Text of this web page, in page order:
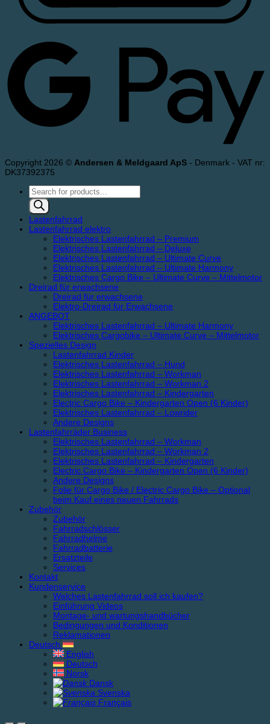
Copyright 2026 © Andersen & Meldgaard ApS - Denmark - VAT nr:
DK37392375
Products
search
Lastenfahrrad
Lastenfahrrad elektro
Elektrisches Lastenfahrrad – Premium
Elektrisches Lastenfahrrad – Deluxe
Elektrisches Lastenfahrrad – Ultimate Curve
Elektrisches Lastenfahrrad – Ultimate Harmony
Elektrisches Cargo Bike – Ultimate Curve – Mittelmotor
Dreirad für erwachsene
Dreirad für erwachsene
Elektro-Dreirad für Erwachsene
ANGEBOT
Elektrisches Lastenfahrrad – Ultimate Harmony
Elektrisches Cargobike – Ultimate Curve – Mittelmotor
Spezielles Design
Lastenfahrrad Kinder
Elektrisches Lastenfahrrad – Hund
Elektrisches Lastenfahrrad – Workman
Elektrisches Lastenfahrrad – Workman 2
Elektrisches Lastenfahrrad – Kindergarten
Electric Cargo Bike – Kindergarten Open (6 Kinder)
Elektrisches Lastenfahrrad – Lowrider
Andere Designs
Lastenfahrräder Business
Elektrisches Lastenfahrrad – Workman
Elektrisches Lastenfahrrad – Workman 2
Elektrisches Lastenfahrrad – Kindergarten
Electric Cargo Bike – Kindergarten Open (6 Kinder)
Andere Designs
Folie für Cargo Bike / Electric Cargo Bike – Optional
beim Kauf eines neuen Fahrrads
Zubehör
Zubehör
Fahrradschlösser
Fahrradhelme
Fahrradbatterie
Ersatzteile
Services
Kontakt
Kundenservice
Welches Lastenfahrrad soll ich kaufen?
Einführung Videos
Montage- und wartungshandbücher
Bedingungen und Konditionen
Reklamationen
Deutsch
English
Deutsch
Norsk
Dansk
Svenska
Français